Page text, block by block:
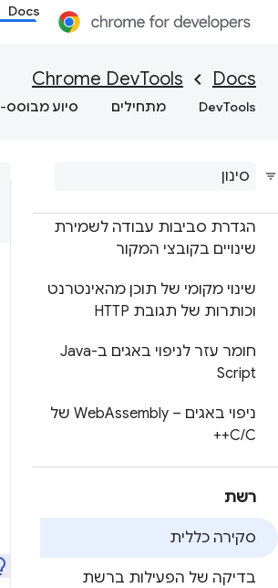
Docs
Docs
Chrome DevTools
DevTools מתחילים סיוע מבוסס-AI
השהיית הקוד עם נקודות עצירה
הרצת קטעי קוד של JavaScript
התוסף ignore
הגדרת סביבות עבודה לשמירת
שינויים בקובצי המקור
שינוי מקומי של תוכן מהאינטרנט
וכותרות של תגובת HTTP
חומר עזר לניפוי באגים ב-Java
Script
ניפוי באגים – Web
Assembly של
C/C++
רשת
סקירה כללית
בדיקה של הפעילות ברשת